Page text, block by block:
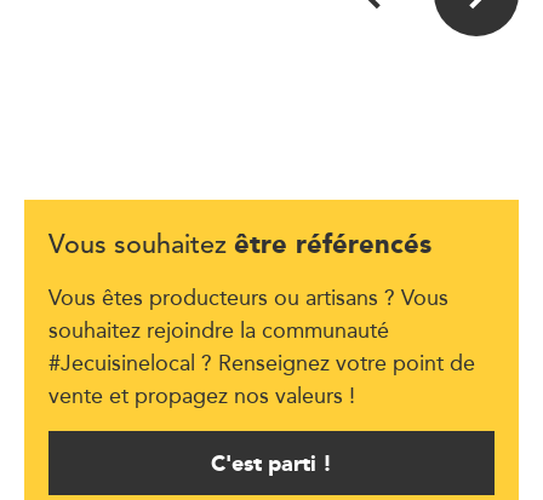
Vous souhaitez être référencés
Vous êtes producteurs ou artisans ? Vous
souhaitez rejoindre la communauté
#Jecuisinelocal ? Renseignez votre point de
vente et propagez nos valeurs !
C'est parti !